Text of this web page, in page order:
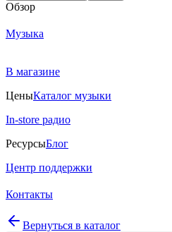
Обзор
Музыка
В магазине
ЦеныКаталог музыки
In-store радио
РесурсыБлог
Центр поддержки
Контакты
Вернуться в каталог